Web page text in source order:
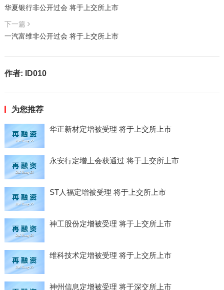
华夏银行非公开过会 将于上交所上市
下一篇
一汽富维非公开过会 将于上交所上市
作者: ID010
为您推荐
华正新材定增被受理 将于上交所上市
永安行定增上会获通过 将于上交所上市
ST人福定增被受理 将于上交所上市
神工股份定增被受理 将于上交所上市
维科技术定增被受理 将于上交所上市
神州信息定增被受理 将于深交所上市